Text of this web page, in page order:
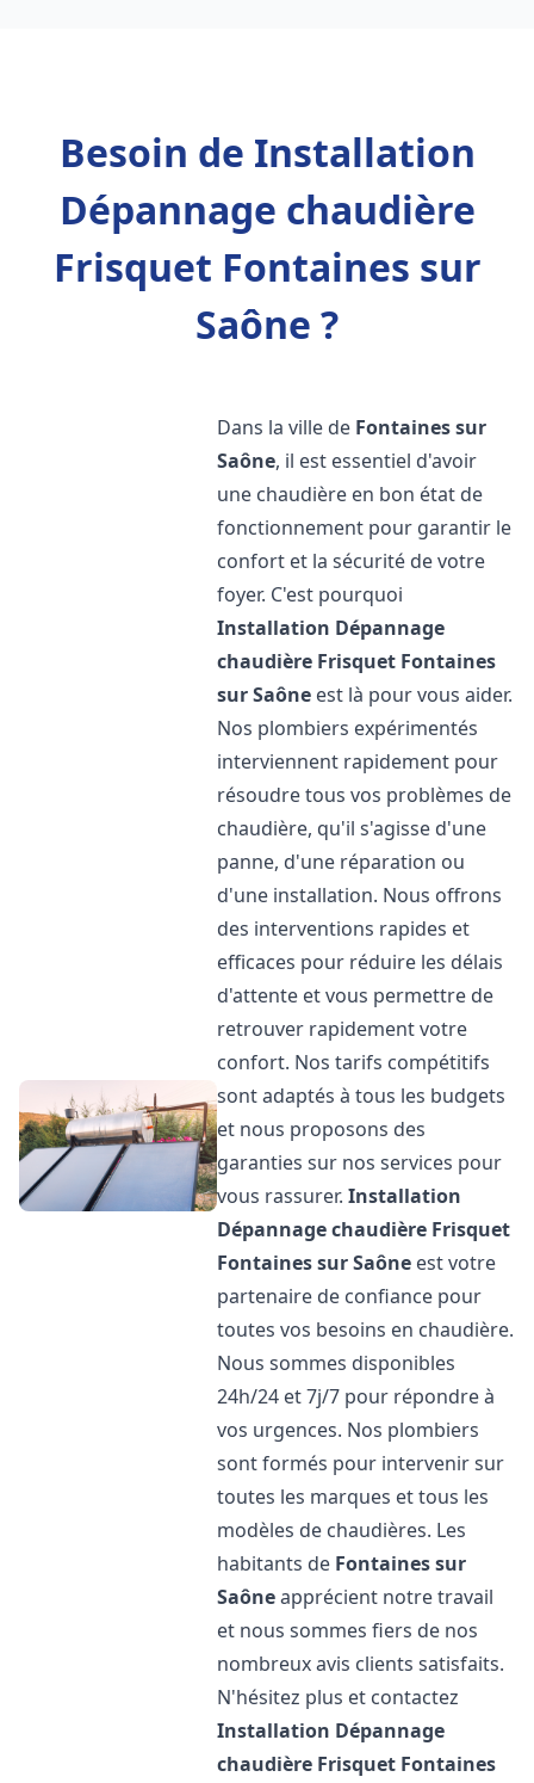
Besoin de Installation
Dépannage chaudière
Frisquet Fontaines sur
Saône ?
Dans la ville de Fontaines sur
Saône, il est essentiel d'avoir
une chaudière en bon état de
fonctionnement pour garantir le
confort et la sécurité de votre
foyer. C'est pourquoi
Installation Dépannage
chaudière Frisquet Fontaines
sur Saône est là pour vous aider.
Nos plombiers expérimentés
interviennent rapidement pour
résoudre tous vos problèmes de
chaudière, qu'il s'agisse d'une
panne, d'une réparation ou
d'une installation. Nous offrons
des interventions rapides et
efficaces pour réduire les délais
d'attente et vous permettre de
retrouver rapidement votre
confort. Nos tarifs compétitifs
sont adaptés à tous les budgets
et nous proposons des
garanties sur nos services pour
vous rassurer.Installation
Dépannage chaudière Frisquet
Fontaines sur Saône est votre
partenaire de confiance pour
toutes vos besoins en chaudière.
Nous sommes disponibles
24h/24 et 7j/7 pour répondre à
vos urgences. Nos plombiers
sont formés pour intervenir sur
toutes les marques et tous les
modèles de chaudières. Les
habitants de Fontaines sur
Saôneapprécient notre travail
et nous sommes fiers de nos
nombreux avis clients satisfaits.
N'hésitez plus et contactez
Installation Dépannage
chaudière Frisquet Fontaines